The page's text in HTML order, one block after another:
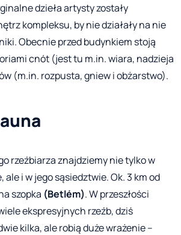
dzieła artysty zostały
kompleksu, by nie działały na nie
Obecnie przed budynkiem stoją
cnót (jest tu m.in. wiara, nadzieja
(m.in. rozpusta, gniew i obżarstwo).
rzeźbiarza znajdziemy nie tylko w
ale i w jego sąsiedztwie. Ok. 3 km od
szopka (Betlém). W przeszłości
ekspresyjnych rzeźb, dziś
kilka, ale robią duże wrażenie –